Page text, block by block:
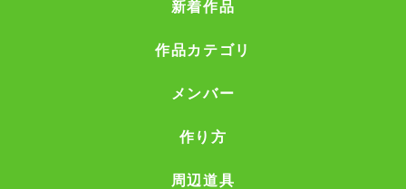
新着作品
作品カテゴリ
メンバー
作り方
周辺道具